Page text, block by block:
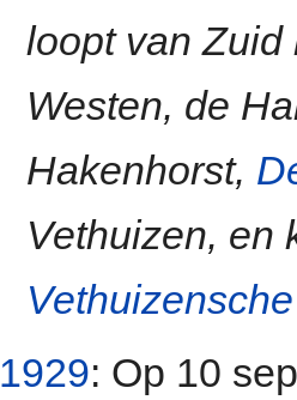
loopt van Zuid
Westen, de
Hakenhorst,
Vethuizen, en
1929: Op 10